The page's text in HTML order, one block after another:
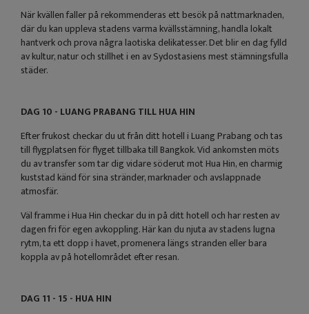
När kvällen faller på rekommenderas ett besök på nattmarknaden,
där du kan uppleva stadens varma kvällsstämning, handla lokalt
hantverk och prova några laotiska delikatesser. Det blir en dag fylld
av kultur, natur och stillhet i en av Sydostasiens mest stämningsfulla
städer.
DAG 10 - LUANG PRABANG TILL HUA HIN
Efter frukost checkar du ut från ditt hotell i Luang Prabang och tas
till flygplatsen för flyget tillbaka till Bangkok. Vid ankomsten möts
du av transfer som tar dig vidare söderut mot Hua Hin, en charmig
kuststad känd för sina stränder, marknader och avslappnade
atmosfär.
Väl framme i Hua Hin checkar du in på ditt hotell och har resten av
dagen fri för egen avkoppling. Här kan du njuta av stadens lugna
rytm, ta ett dopp i havet, promenera längs stranden eller bara
koppla av på hotellområdet efter resan.
DAG 11 - 15 - HUA HIN